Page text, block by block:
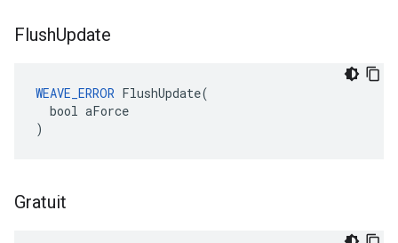
FlushUpdate
WEAVE_ERROR FlushUpdate(
  bool aForce
)
Gratuit